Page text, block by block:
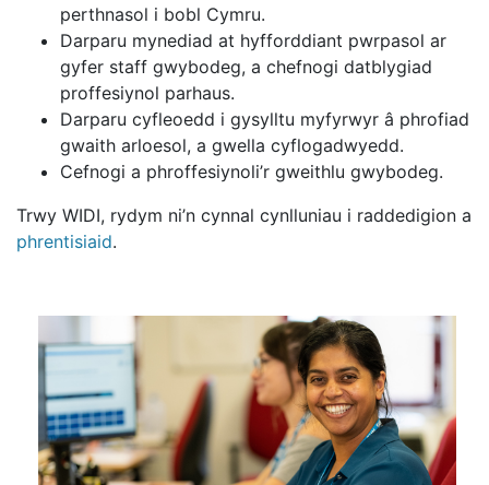
perthnasol i bobl Cymru.
Darparu mynediad at hyfforddiant pwrpasol ar
gyfer staff gwybodeg, a chefnogi datblygiad
proffesiynol parhaus.
Darparu cyfleoedd i gysylltu myfyrwyr â phrofiad
gwaith arloesol, a gwella cyflogadwyedd.
Cefnogi a phroffesiynoli’r gweithlu gwybodeg.
Trwy WIDI, rydym ni’n cynnal cynlluniau i raddedigion a
phrentisiaid.